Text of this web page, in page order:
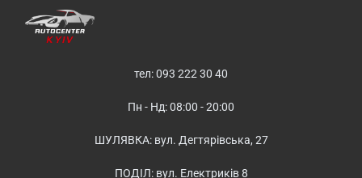
тел: 093 222 30 40
Пн - Нд: 08:00 - 20:00
ШУЛЯВКА: вул. Дегтярівська, 27
ПОДІЛ: вул. Електриків 8